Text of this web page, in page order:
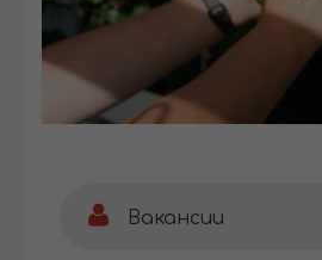
Вакансии